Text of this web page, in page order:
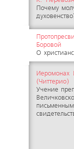
Почему
Боровой
О
Иеромонах
(Читтерио)
Учение
письменным